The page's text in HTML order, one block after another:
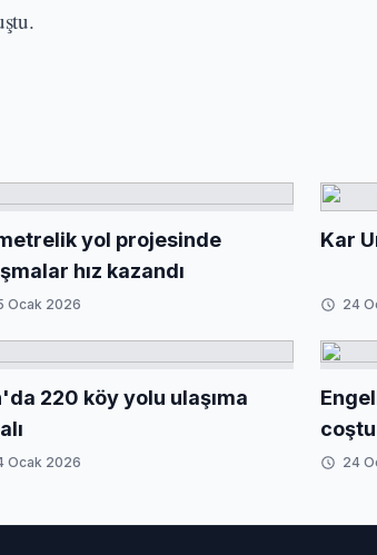
yol projesinde
hız kazandı
Ocak 2026
Kar
24
220 köy yolu ulaşıma
Ocak 2026
coştu
24